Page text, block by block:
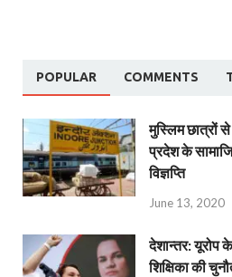
POPULAR COMMENTS
मुस्लिम छात्रों
प्रदेश के
विज्ञप्ति
June 13, 2020
देशान्‍तर: यूरोप
शिक्षिका की